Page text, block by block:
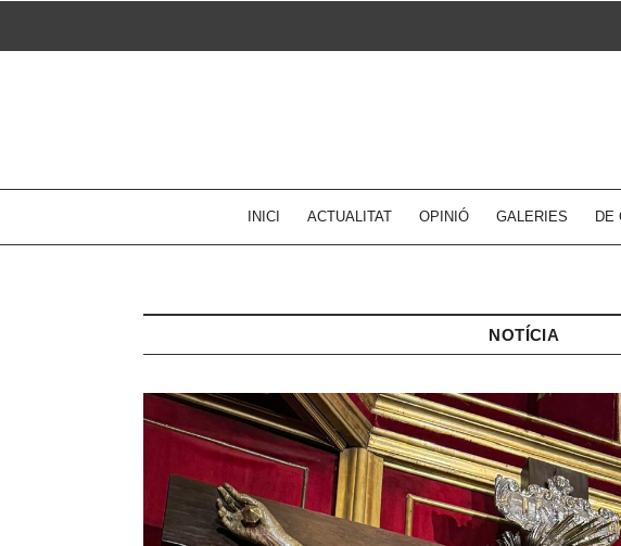
INICI ACTUALITAT OPINIÓ GALERIES DE
NOTÍCIA